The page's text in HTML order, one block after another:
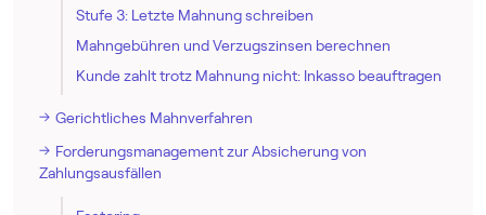
Stufe 3: Letzte Mahnung schreiben
Mahngebühren und Verzugszinsen berechnen
Kunde zahlt trotz Mahnung nicht: Inkasso beauftragen
Gerichtliches Mahnverfahren
Forderungsmanagement zur Absicherung von
Zahlungsausfällen